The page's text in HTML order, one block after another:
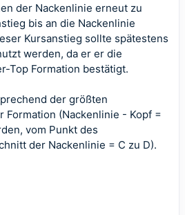
der Nackenlinie erneut zu
bis an die Nackenlinie
Kursanstieg sollte spätestens
werden, da er er die
Top Formation bestätigt.
der größten
Formation (Nackenlinie - Kopf =
vom Punkt des
der Nackenlinie = C zu D).